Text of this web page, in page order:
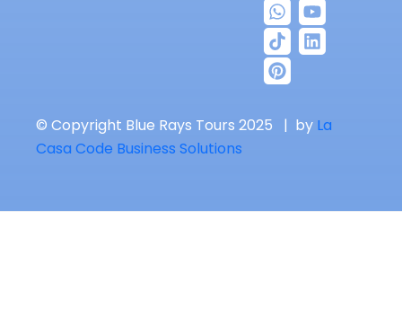
© Copyright Blue Rays Tours 2025 | by La
Casa Code Business Solutions